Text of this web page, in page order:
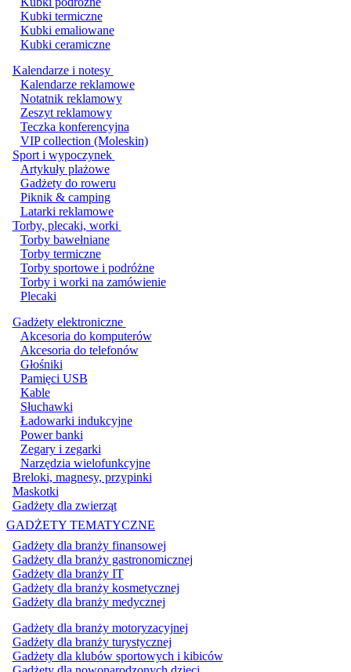
Kubki termiczne
Kubki emaliowane
Kubki ceramiczne
Kalendarze i notesy
Kalendarze reklamowe
Notatnik reklamowy
Zeszyt reklamowy
Teczka konferencyjna
VIP collection (Moleskin)
Sport i wypoczynek
Artykuły plażowe
Gadżety do roweru
Piknik & camping
Latarki reklamowe
Torby, plecaki, worki
Torby bawełniane
Torby termiczne
Torby sportowe i podróżne
Torby i worki na zamówienie
Plecaki
Gadżety elektroniczne
Akcesoria do komputerów
Akcesoria do telefonów
Głośniki
Pamięci USB
Kable
Słuchawki
Ładowarki indukcyjne
Power banki
Zegary i zegarki
Narzędzia wielofunkcyjne
Breloki, magnesy, przypinki
Maskotki
Gadżety dla zwierząt
GADŻETY TEMATYCZNE
Gadżety dla branży finansowej
Gadżety dla branży gastronomicznej
Gadżety dla branży IT
Gadżety dla branży kosmetycznej
Gadżety dla branży medycznej
Gadżety dla branży motoryzacyjnej
Gadżety dla branży turystycznej
Gadżety dla klubów sportowych i kibiców